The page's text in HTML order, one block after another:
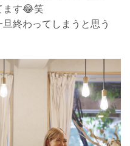
ます😂笑
終わってしまうと思う